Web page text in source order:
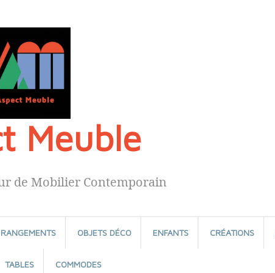
Meuble
de Mobilier Contemporain
RANGEMENTS OBJETS DÉCO ENFANTS CRÉATIONS
TABLES COMMODES